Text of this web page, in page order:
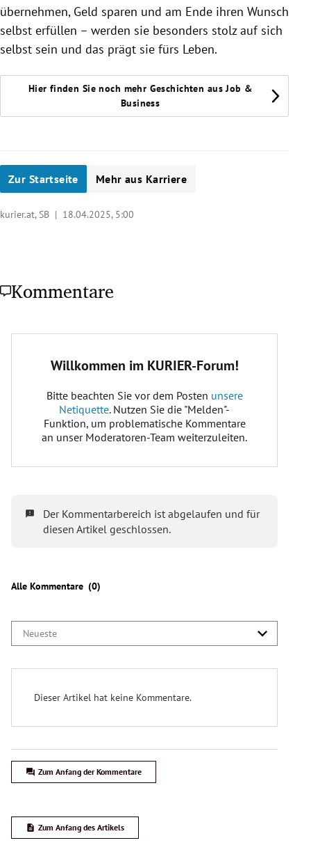
übernehmen, Geld sparen und am Ende ihren Wunsch
selbst erfüllen – werden sie besonders stolz auf sich
selbst sein und das prägt sie fürs Leben.
Hier finden Sie noch mehr Geschichten aus Job &
Business
Zur Startseite Mehr aus Karriere
kurier.at, SB | 18.04.2025, 5:00
Kommentare